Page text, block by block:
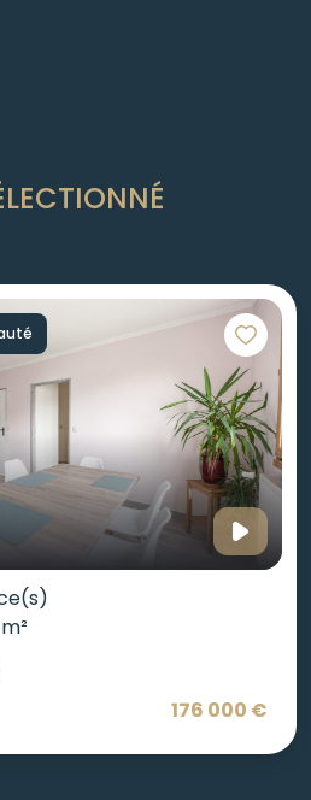
176 000 €